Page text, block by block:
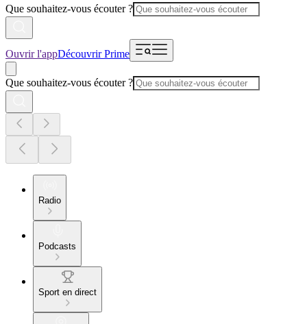
Que souhaitez-vous écouter ?
Ouvrir l'appDécouvrir Prime
Que souhaitez-vous écouter ?
Radio
Podcasts
Sport en direct